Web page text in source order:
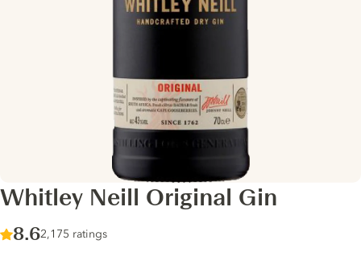
Whitley Neill Original Gin
Score :
8.6/ 10
2,175 ratings